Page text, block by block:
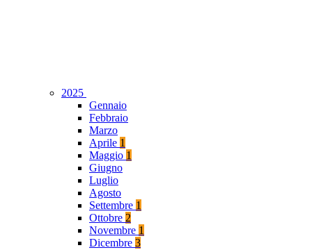
2025
Gennaio
Febbraio
Marzo
Aprile 1
Maggio 1
Giugno
Luglio
Agosto
Settembre 1
Ottobre 2
Novembre 1
Dicembre 3